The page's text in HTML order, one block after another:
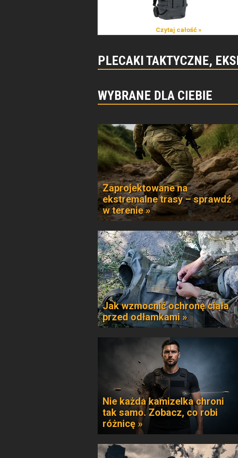
Czytaj całość »
Czytaj całość »
PLECAKI TAKTYCZNE,
WYBRANE DLA CIEBIE
Zaprojektowane na
ekstremalne trasy – sprawdź
w terenie »
Jak wzmocnić ochronę ciała
przed odłamkami »
Nie każda kamizelka chroni
tak samo. Zobacz, co robi
różnicę »